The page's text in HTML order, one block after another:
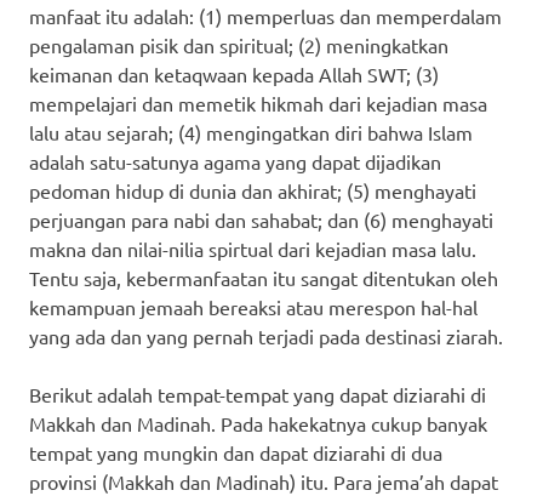
manfaat itu adalah: (1) memperluas dan memperdalam
pengalaman pisik dan spiritual; (2) meningkatkan
keimanan dan ketaqwaan kepada Allah SWT; (3)
mempelajari dan memetik hikmah dari kejadian masa
lalu atau sejarah; (4) mengingatkan diri bahwa Islam
adalah satu-satunya agama yang dapat dijadikan
pedoman hidup di dunia dan akhirat; (5) menghayati
perjuangan para nabi dan sahabat; dan (6) menghayati
makna dan nilai-nilia spirtual dari kejadian masa lalu.
Tentu saja, kebermanfaatan itu sangat ditentukan oleh
kemampuan jemaah bereaksi atau merespon hal-hal
yang ada dan yang pernah terjadi pada destinasi ziarah.
Berikut adalah tempat-tempat yang dapat diziarahi di
Makkah dan Madinah. Pada hakekatnya cukup banyak
tempat yang mungkin dan dapat diziarahi di dua
provinsi (Makkah dan Madinah) itu. Para jema’ah dapat